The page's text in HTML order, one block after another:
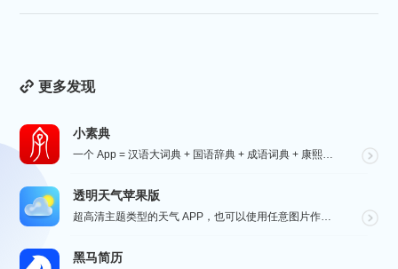
更多发现
小素典
一个 App = 汉语大词典 + 国语辞典 + 成语词典 + 康熙字典 + 说文解字 + 六书通 +...
透明天气苹果版
超高清主题类型的天气 APP，也可以使用任意图片作为主题，全球任意维度的天气状况瞬间掌握，APP 还...
黑马简历